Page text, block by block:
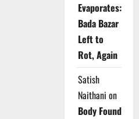
Evaporates:
Bada Bazar
Left to
Rot, Again
Satish
Naithani on
Body Found